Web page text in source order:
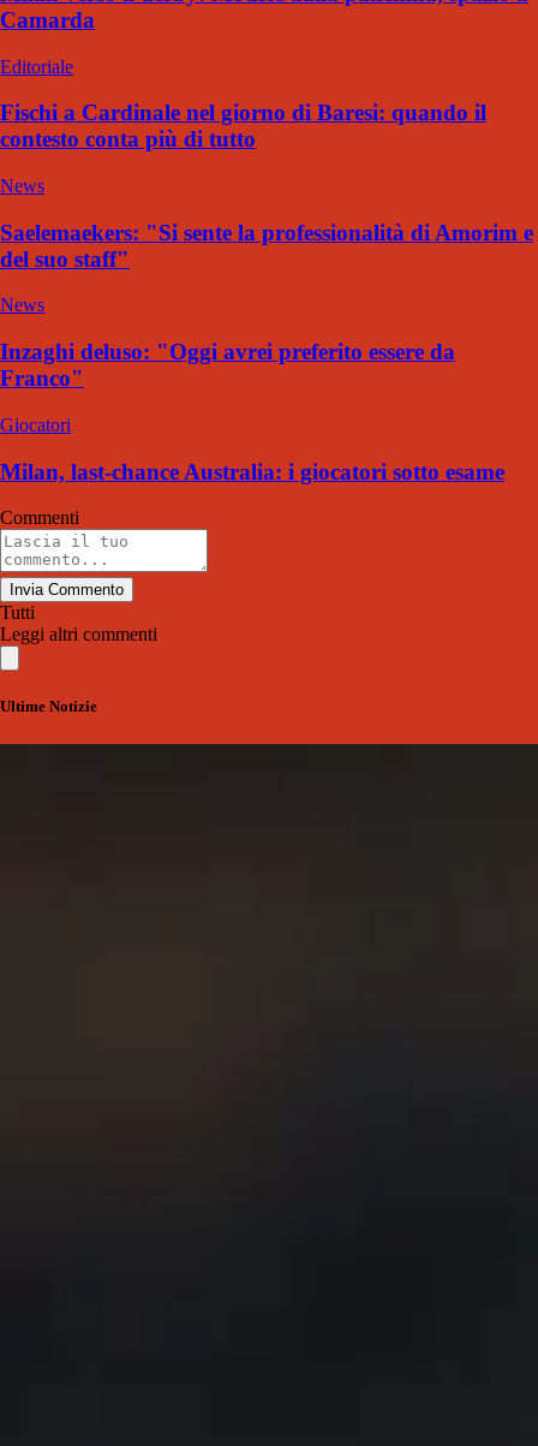
Camarda
Editoriale
Fischi a Cardinale nel giorno di Baresi: quando il
contesto conta più di tutto
News
Saelemaekers: "Si sente la professionalità di Amorim e
del suo staff"
News
Inzaghi deluso: "Oggi avrei preferito essere da
Franco"
Giocatori
Milan, last-chance Australia: i giocatori sotto esame
Commenti
Invia Commento
Tutti
Leggi altri commenti
Ultime Notizie